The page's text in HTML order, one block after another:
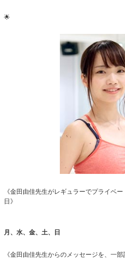
🌟
《金田由佳先生がレギュラーでプライベ
日》
月、水、金、土、日
《金田由佳先生からのメッセージを、一